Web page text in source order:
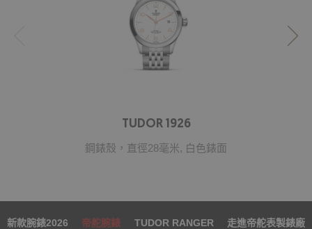
TUDOR 1926
鋼錶殼，直徑28毫米, 白色錶面
新款腕錶2026 帝舵腕錶 TUDOR RANGER
走進帝舵表製錶廠